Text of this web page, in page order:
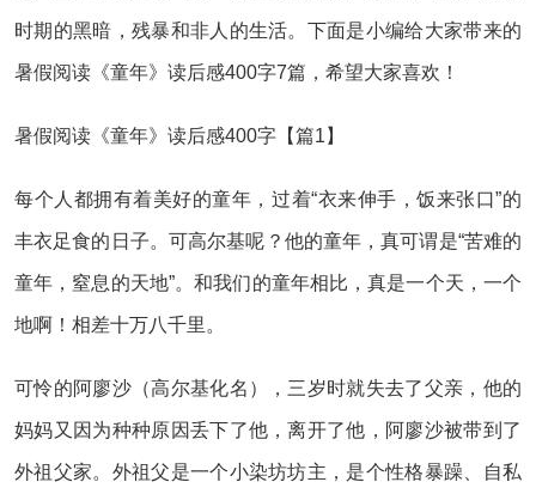
时期的黑暗，残暴和非人的生活。下面是小编给大家带来的
暑假阅读《童年》读后感400字7篇，希望大家喜欢！
暑假阅读《童年》读后感400字【篇1】
每个人都拥有着美好的童年，过着“衣来伸手，饭来张口”的
丰衣足食的日子。可高尔基呢？他的童年，真可谓是“苦难的
童年，窒息的天地”。和我们的童年相比，真是一个天，一个
地啊！相差十万八千里。
可怜的阿廖沙（高尔基化名），三岁时就失去了父亲，他的
妈妈又因为种种原因丢下了他，离开了他，阿廖沙被带到了
外祖父家。外祖父是一个小染坊坊主，是个性格暴躁、自私